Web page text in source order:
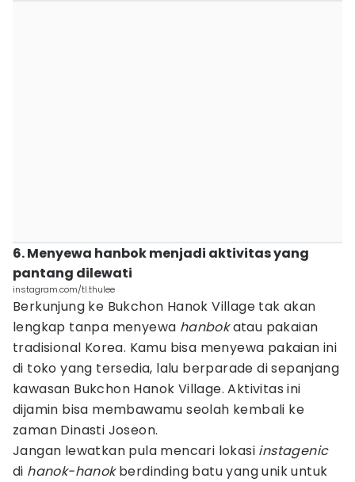
6. Menyewa hanbok menjadi aktivitas yang
pantang dilewati
instagram.com/tl.thulee
Berkunjung ke Bukchon Hanok Village tak akan
lengkap tanpa menyewa hanbokatau pakaian
tradisional Korea. Kamu bisa menyewa pakaian ini
di toko yang tersedia, lalu berparade di sepanjang
kawasan Bukchon Hanok Village. Aktivitas ini
dijamin bisa membawamu seolah kembali ke
zaman Dinasti Joseon.
Jangan lewatkan pula mencari lokasi instagenic
di hanok-hanokberdinding batu yang unik untuk